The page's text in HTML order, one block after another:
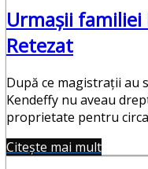
Urmașii familiei
Retezat
După ce magistrații au
Kendeffy nu aveau
proprietate pentru circa
Citește mai mult